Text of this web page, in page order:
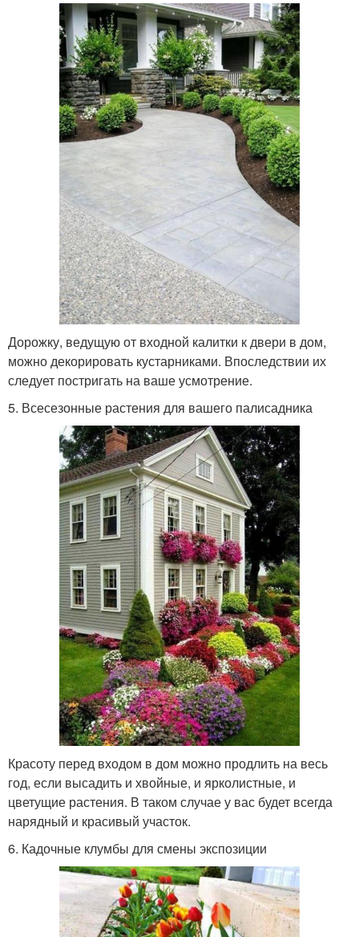
Дорожку, ведущую от входной калитки к двери в дом,
можно декорировать кустарниками. Впоследствии их
следует постригать на ваше усмотрение.
5. Всесезонные растения для вашего палисадника
Красоту перед входом в дом можно продлить на весь
год, если высадить и хвойные, и ярколистные, и
цветущие растения. В таком случае у вас будет всегда
нарядный и красивый участок.
6. Кадочные клумбы для смены экспозиции